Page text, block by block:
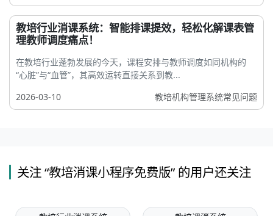
教培行业消课系统：智能排课提效，轻松化解课表管
理教师调度痛点！
在教培行业蓬勃发展的今天，课程安排与教师调度如同机构的
“心脏”与“血管”，其高效运转直接关系到教...
2026-03-10
教培机构管理系统常见问题
关注 “教培消课小程序免费版” 的用户还关注